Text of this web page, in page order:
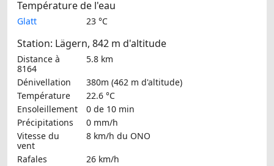
Température de l'eau
Glatt 23 °C
Station: Lägern, 842 m d'altitude
Distance à
8164
5.8 km
Dénivellation
380m (462 m d'altitude)
Température
22.6 °C
Ensoleillement
0 de 10 min
Précipitations
0 mm/h
Vitesse du
vent
8 km/h du ONO
Rafales
26 km/h